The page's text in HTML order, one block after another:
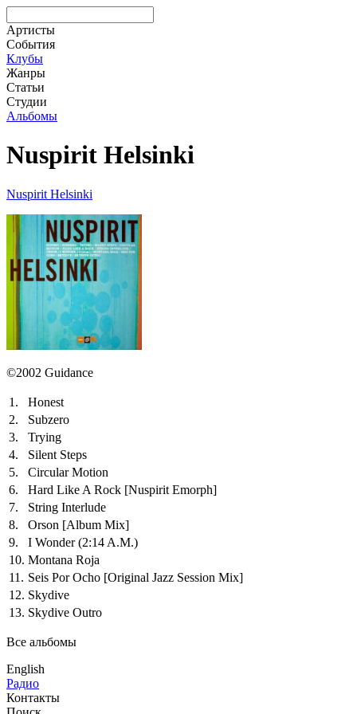
Артисты
События
Клубы
Жанры
Статьи
Студии
Альбомы
Nuspirit Helsinki
Nuspirit Helsinki
©2002 Guidance
1.
Honest
2.
Subzero
3.
Trying
4.
Silent Steps
5.
Circular Motion
6.
Hard Like A Rock [Nuspirit Emorph]
7.
String Interlude
8.
Orson [Album Mix]
9.
I Wonder (2:14 A.M.)
10. Montana Roja
11. Seis Por Ocho [Original Jazz Session Mix]
12. Skydive
13. Skydive Outro
Все альбомы
English
Радио
Контакты